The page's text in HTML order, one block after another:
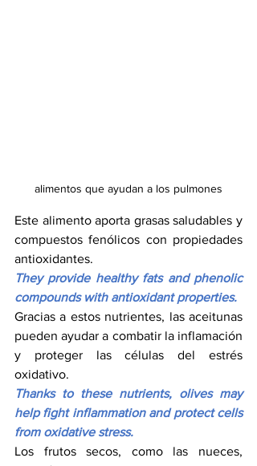
alimentos que ayudan a los pulmones
Este alimento aporta grasas saludables y
compuestos fenólicos con propiedades
antioxidantes.
They provide healthy fats and phenolic
compounds with antioxidant properties.
Gracias a estos nutrientes, las aceitunas
pueden ayudar a combatir la inflamación
y proteger las células del estrés
oxidativo.
Thanks to these nutrients, olives may
help fight inflammation and protect cells
from oxidative stress.
Los frutos secos, como las nueces,